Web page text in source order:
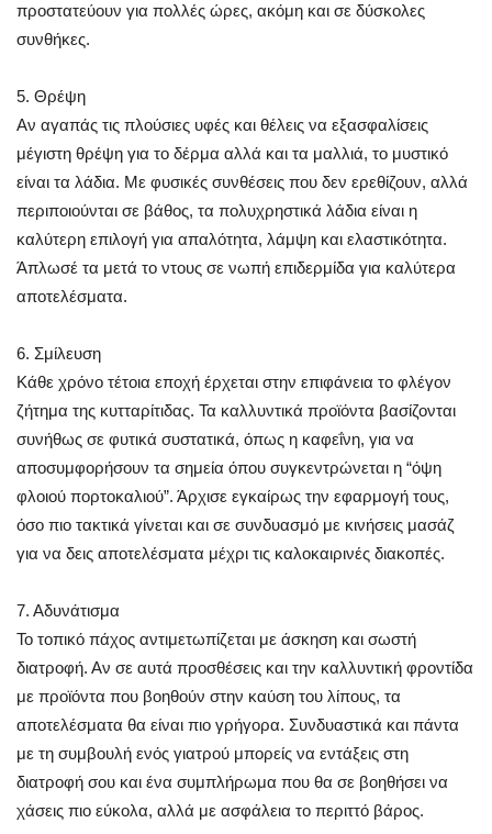
προστατεύουν για πολλές ώρες, ακόμη και σε δύσκολες
συνθήκες.
5. Θρέψη
Αν αγαπάς τις πλούσιες υφές και θέλεις να εξασφαλίσεις
μέγιστη θρέψη για το δέρμα αλλά και τα μαλλιά, το μυστικό
είναι τα λάδια. Με φυσικές συνθέσεις που δεν ερεθίζουν, αλλά
περιποιούνται σε βάθος, τα πολυχρηστικά λάδια είναι η
καλύτερη επιλογή για απαλότητα, λάμψη και ελαστικότητα.
Άπλωσέ τα μετά το ντους σε νωπή επιδερμίδα για καλύτερα
αποτελέσματα.
6. Σμίλευση
Κάθε χρόνο τέτοια εποχή έρχεται στην επιφάνεια το φλέγον
ζήτημα της κυτταρίτιδας. Τα καλλυντικά προϊόντα βασίζονται
συνήθως σε φυτικά συστατικά, όπως η καφεΐνη, για να
αποσυμφορήσουν τα σημεία όπου συγκεντρώνεται η “όψη
φλοιού πορτοκαλιού”. Άρχισε εγκαίρως την εφαρμογή τους,
όσο πιο τακτικά γίνεται και σε συνδυασμό με κινήσεις μασάζ
για να δεις αποτελέσματα μέχρι τις καλοκαιρινές διακοπές.
7. Αδυνάτισμα
Το τοπικό πάχος αντιμετωπίζεται με άσκηση και σωστή
διατροφή. Αν σε αυτά προσθέσεις και την καλλυντική φροντίδα
με προϊόντα που βοηθούν στην καύση του λίπους, τα
αποτελέσματα θα είναι πιο γρήγορα. Συνδυαστικά και πάντα
με τη συμβουλή ενός γιατρού μπορείς να εντάξεις στη
διατροφή σου και ένα συμπλήρωμα που θα σε βοηθήσει να
χάσεις πιο εύκολα, αλλά με ασφάλεια το περιττό βάρος.